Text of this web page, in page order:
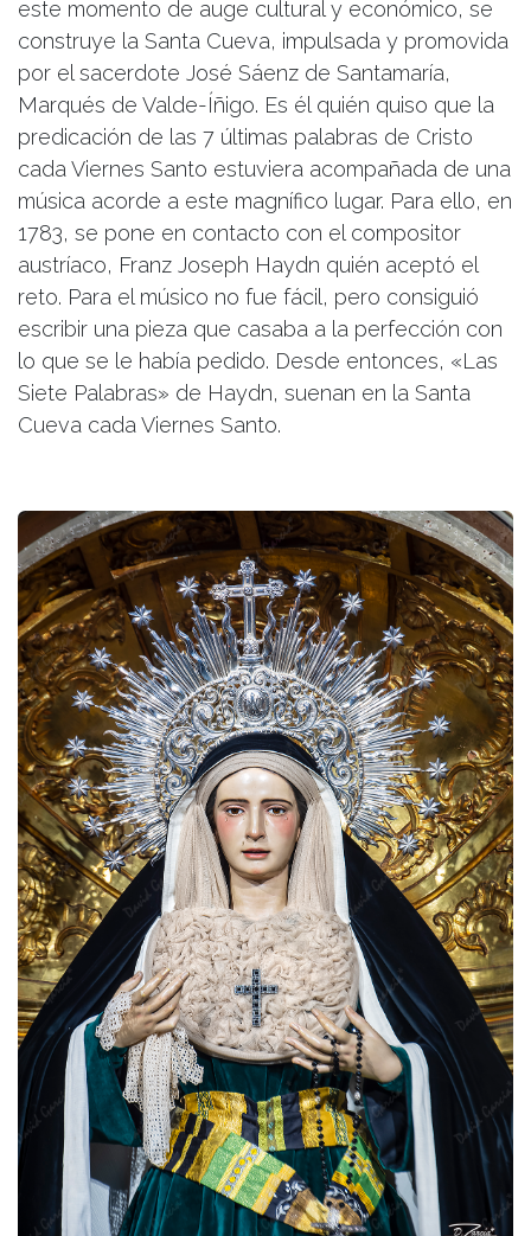
este momento de auge cultural y económico, se
construye la Santa Cueva, impulsada y promovida
por el sacerdote José Sáenz de Santamaría,
Marqués de Valde-Íñigo. Es él quién quiso que la
predicación de las 7 últimas palabras de Cristo
cada Viernes Santo estuviera acompañada de una
música acorde a este magnífico lugar. Para ello, en
1783, se pone en contacto con el compositor
austríaco, Franz Joseph Haydn quién aceptó el
reto. Para el músico no fue fácil, pero consiguió
escribir una pieza que casaba a la perfección con
lo que se le había pedido. Desde entonces, «Las
Siete Palabras» de Haydn, suenan en la Santa
Cueva cada Viernes Santo.